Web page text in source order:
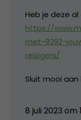
Heb je deze
https://
met-9292-
reizigers/
Sluit mooi aan
8 juli 2023 om